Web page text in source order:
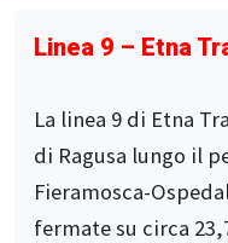
Linea 9 – Etna
La linea 9 di Etna
di Ragusa lungo il
Fieramosca-
fermate su circa